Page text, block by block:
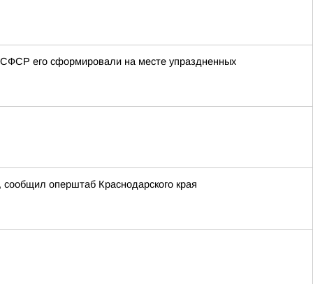
его сформировали на месте упраздненных
оперштаб Краснодарского края